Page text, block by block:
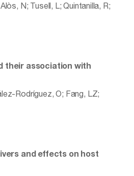
N; Tusell, L; Quintanilla, R;
their association with
Rodríguez, O; Fang, LZ;
and effects on host